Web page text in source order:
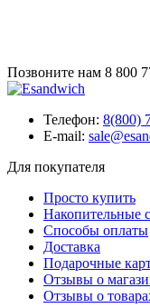
Позвоните нам 8 800
Телефон: 8(800)
E-mail:
Для покупателя
Просто купить
Накопительные
Способы оплаты
Доставка
Подарочные
Отзывы о
Отзывы о